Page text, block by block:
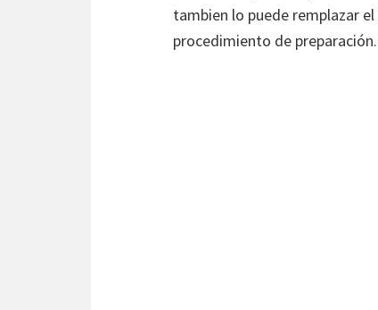
tambien lo puede remplazar
procedimiento de preparación.